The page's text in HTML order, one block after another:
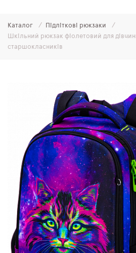
МОЛОДІЖНІ РЮКЗАКИ
ПЛЯШКИ ДЛЯ ВОДИ
SCHOOL STANDARD
SKYNAME
РОЗПРОДАЖ
Каталог
Підліткові рюкзаки
Шкільний рюкзак фіолетовий для
старшокласників